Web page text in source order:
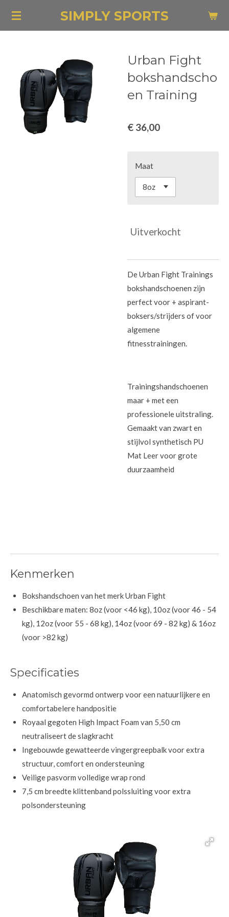
Ga
hoofdinhoud
SIMPLY SPORTS
Urban Fight
bokshandscho
en Training
€ 36,00
Maat
Uitverkocht
De Urban Fight Trainings
bokshandschoenen zijn
perfect voor + aspirant-
boksers/strijders of voor
algemene
fitnesstrainingen.
Trainingshandschoenen
maar + met een
professionele uitstraling.
Gemaakt van zwart en
stijlvol synthetisch PU
Mat Leer voor grote
duurzaamheid
Kenmerken
Bokshandschoen van het merk Urban Fight
Beschikbare maten: 8oz (voor <46 kg), 10oz (voor 46 - 54
kg), 12oz (voor 55 - 68 kg), 14oz (voor 69 - 82 kg) & 16oz
(voor >82 kg)
Specificaties
Anatomisch gevormd ontwerp voor een natuurlijkere en
comfortabelere handpositie
Royaal gegoten High Impact Foam van 5,50 cm
neutraliseert de slagkracht
Ingebouwde gewatteerde vingergreepbalk voor extra
structuur, comfort en ondersteuning
Veilige pasvorm volledige wrap rond
7,5 cm breedte klittenband polssluiting voor extra
polsondersteuning